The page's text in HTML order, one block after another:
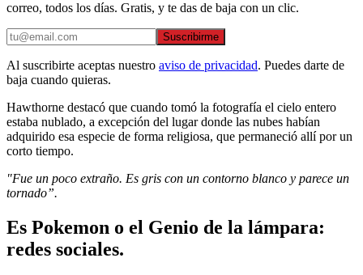
correo, todos los días. Gratis, y te das de baja con un clic.
Suscribirme
Al suscribirte aceptas nuestro aviso de privacidad. Puedes darte de
baja cuando quieras.
Hawthorne destacó que cuando tomó la fotografía el cielo entero
estaba nublado, a excepción del lugar donde las nubes habían
adquirido esa especie de forma religiosa, que permaneció allí por un
corto tiempo.
"Fue un poco extraño. Es gris con un contorno blanco y parece un
tornado”.
Es Pokemon o el Genio de la lámpara:
redes sociales.